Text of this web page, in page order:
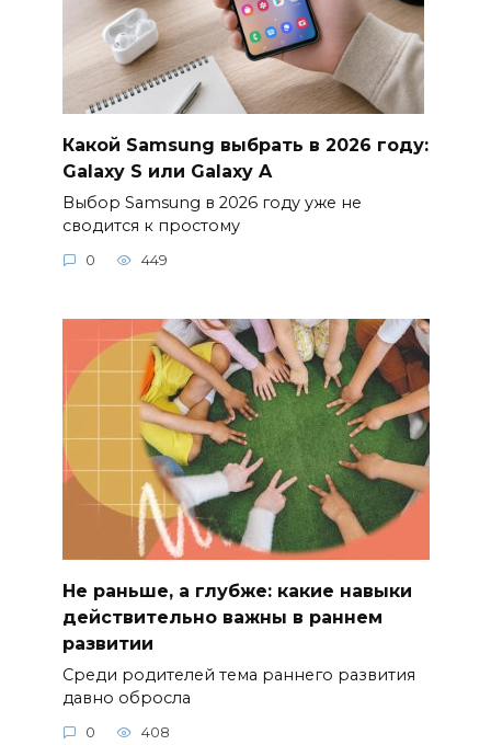
Какой Samsung выбрать в 2026 году:
Galaxy S или Galaxy A
Выбор Samsung в 2026 году уже не
сводится к простому
0 449
Не раньше, а глубже: какие навыки
действительно важны в раннем
развитии
Среди родителей тема раннего развития
давно обросла
0 408